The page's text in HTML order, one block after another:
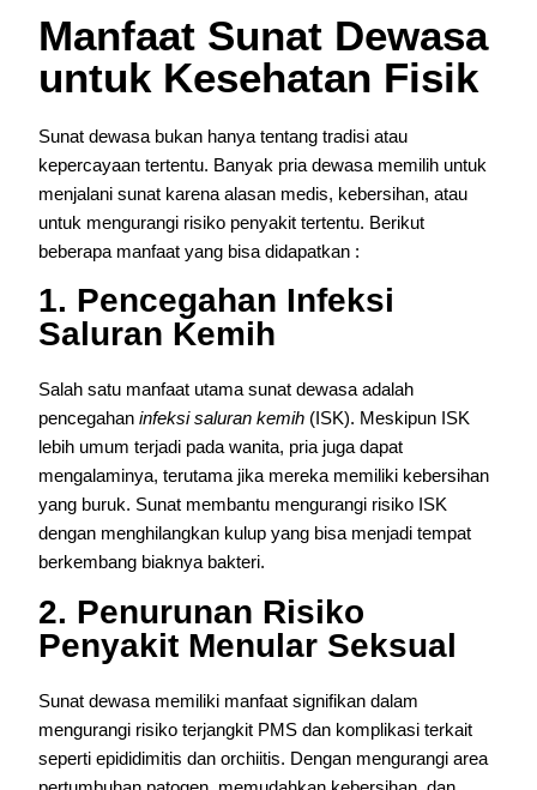
Manfaat Sunat Dewasa
untuk Kesehatan Fisik
Sunat dewasa bukan hanya tentang tradisi atau
kepercayaan tertentu. Banyak pria dewasa memilih untuk
menjalani sunat karena alasan medis, kebersihan, atau
untuk mengurangi risiko penyakit tertentu. Berikut
beberapa manfaat yang bisa didapatkan :
1. Pencegahan Infeksi
Saluran Kemih
Salah satu manfaat utama sunat dewasa adalah
pencegahaninfeksi saluran kemih (ISK). Meskipun ISK
lebih umum terjadi pada wanita, pria juga dapat
mengalaminya, terutama jika mereka memiliki kebersihan
yang buruk. Sunat membantu mengurangi risiko ISK
dengan menghilangkan kulup yang bisa menjadi tempat
berkembang biaknya bakteri.
2. Penurunan Risiko
Penyakit Menular Seksual
Sunat dewasa memiliki manfaat signifikan dalam
mengurangi risiko terjangkit PMS dan komplikasi terkait
seperti epididimitis dan orchiitis. Dengan mengurangi area